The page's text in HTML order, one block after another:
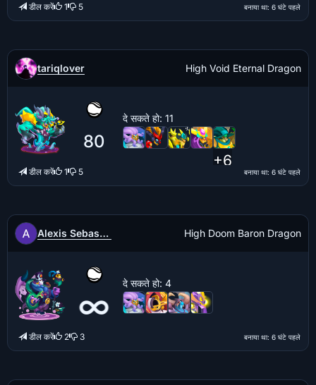
बनाया था: 6 घंटे पहले
डील करें 1 5
tariqlover High Void Eternal Dragon
80
दे सकते हो: 11
+6
बनाया था: 6 घंटे पहले
डील करें 1 5
Alexis Sebastian Castro Herrera High Doom Baron Dragon
∞
दे सकते हो: 4
बनाया था: 6 घंटे पहले
डील करें 2 3